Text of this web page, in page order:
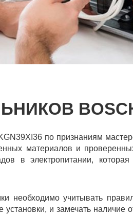
BOSCH
по признаниям
материалов и
в электропитании,
необходимо учитывать
и замечать наличие